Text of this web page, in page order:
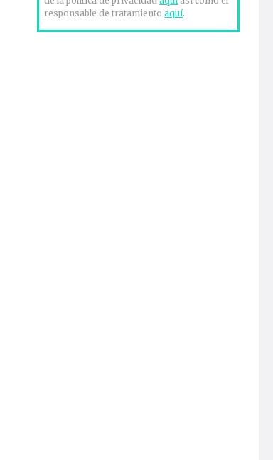
responsable de tratamientoaquí.